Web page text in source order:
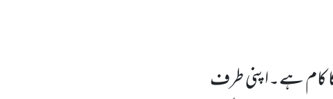
کا کام ہے۔اپنی طرف